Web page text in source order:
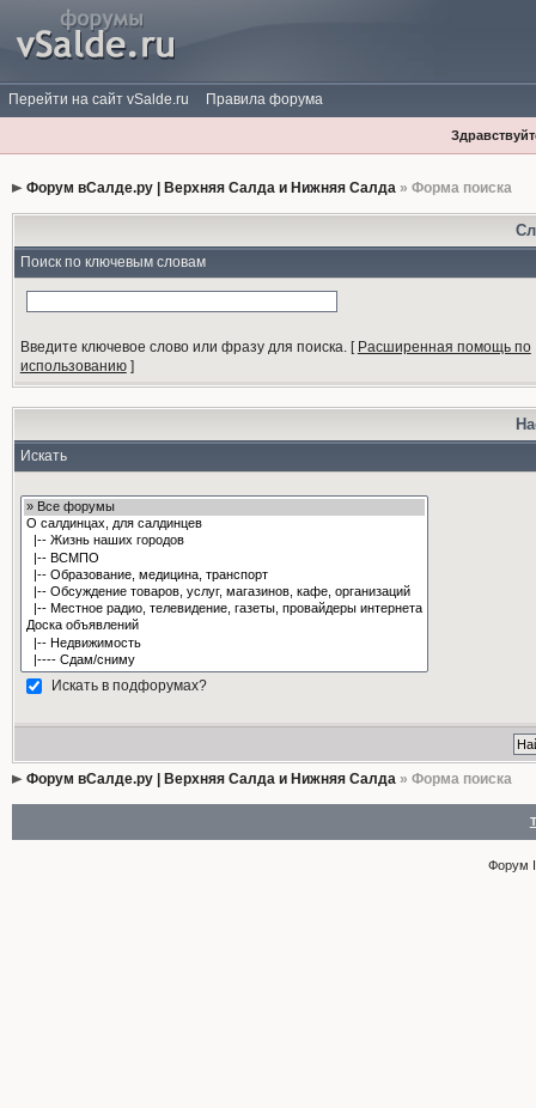
Перейти на сайт vSalde.ru Правила форума
Форум вСалде.ру | Верхняя Салда и Нижняя Салда» Форма поиска
Поиск по ключевым словам
Введите ключевое слово или фразу для поиска.[ Расширенная помощь по
использованию]
Искать
Искать в подфорумах?
Форум вСалде.ру | Верхняя Салда и Нижняя Салда» Форма поиска
Форум